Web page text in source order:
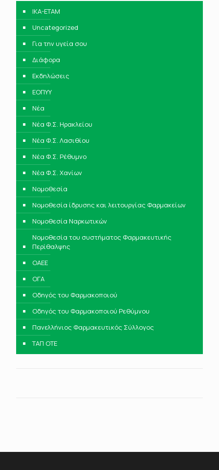
IKA-ETAM
Uncategorized
Για την υγεία σου
Διάφορα
Εκδηλώσεις
ΕΟΠΥΥ
Νέα
Νέα Φ.Σ. Ηρακλείου
Νέα Φ.Σ. Λασιθίου
Νέα Φ.Σ. Ρέθυμνο
Νέα Φ.Σ. Χανίων
Νομοθεσία
Νομοθεσία ίδρυσης και λειτουργίας Φαρμακείων
Νομοθεσία Ναρκωτικών
Νομοθεσία του συστήματος Φαρμακευτικής
Περίθαλψης
ΟΑΕΕ
ΟΓΑ
Οδηγός του Φαρμακοποιού
Οδηγός του Φαρμακοποιού Ρεθύμνου
Πανελλήνιος Φαρμακευτικός Σύλλογος
ΤΑΠ ΟΤΕ